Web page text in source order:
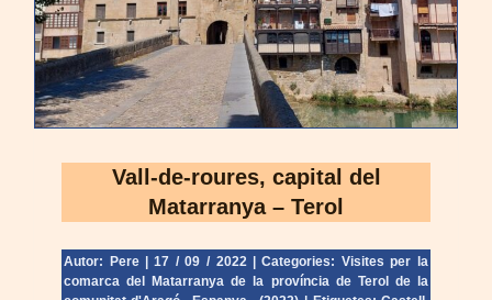
Vall-de-roures, capital del
Matarranya – Terol
Autor: Pere 17 / 09 / 2022 Categories: Visites per la
comarca del Matarranya de la província de Terol de la